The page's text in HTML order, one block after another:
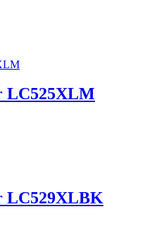
LC525XLM
LC529XLBK